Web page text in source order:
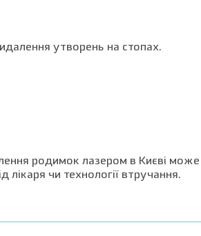
утворень на стопах.
родимок лазером в Києві може
чи технології втручання.